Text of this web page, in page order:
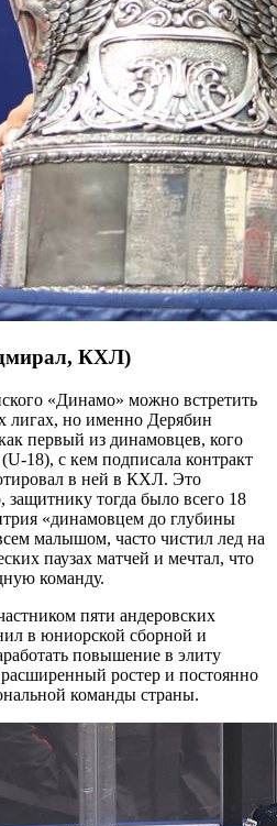
КХЛ)
«Динамо» можно встретить
но именно Дерябин
первый из динамовцев, кого
18), с кем подписала контракт
в ней в КХЛ. Это
защитнику тогда было всего 18
«динамовцем до глубины
малышом, часто чистил лед на
паузах матчей и мечтал, что
команду.
пяти андеровских
в юниорской сборной и
повышение в элиту
ростер и постоянно
команды страны.